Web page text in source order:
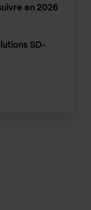
en 2026
SD-